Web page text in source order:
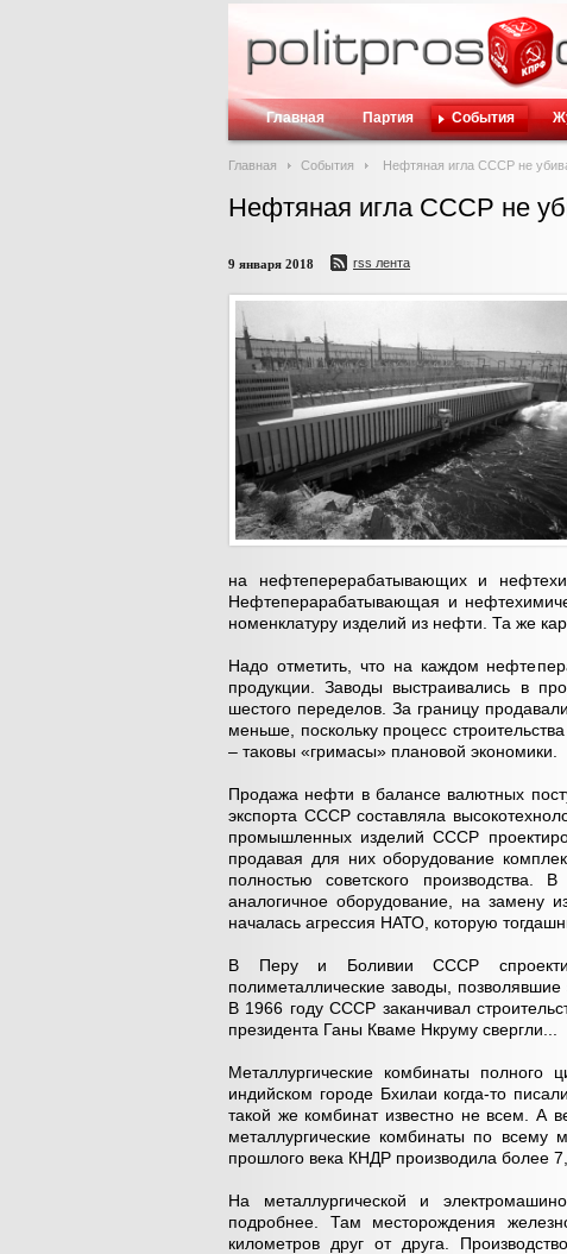
Главная Партия События
Главная События Нефтяная игла СССР не
Нефтяная игла СССР не
9 января 2018 rss лента
на нефтеперерабатывающих и
Нефтеперарабатывающая и
номенклатуру изделий из нефти. Та же
Надо отметить, что на каждом
продукции. Заводы выстраивались в
шестого переделов. За границу
меньше, поскольку процесс
– таковы «гримасы» плановой экономики.
Продажа нефти в балансе валютных
экспорта СССР составляла
промышленных изделий СССР
продавая для них оборудование
полностью советского
аналогичное оборудование, на замену
началась агрессия НАТО, которую
В Перу и Боливии СССР
полиметаллические заводы, позволявшие
В 1966 году СССР заканчивал
президента Ганы Кваме Нкруму свергли...
Металлургические комбинаты
индийском городе Бхилаи когда-то
такой же комбинат известно не всем. А
металлургические комбинаты по
прошлого века КНДР производила более
На металлургической и
подробнее. Там месторождения
километров друг от друга.